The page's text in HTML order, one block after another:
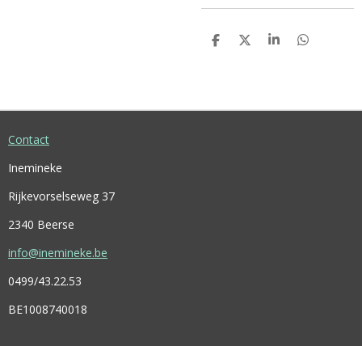
D
D
S
D
Contact
Inemineke
Rijkevorselseweg 37
2340 Beerse
info@inemineke.be
0499/43.22.53
BE1008740018